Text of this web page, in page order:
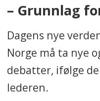
– Grunnlag
Dagens nye
Norge må ta nye
debatter, ifølge
lederen.